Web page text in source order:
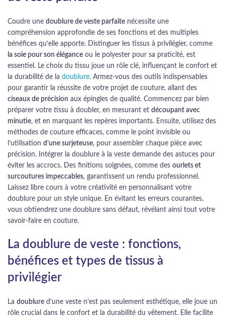
Coudre une doublure de veste parfaite nécessite une
compréhension approfondie de ses fonctions et des multiples
bénéfices qu’elle apporte. Distinguer les tissus à privilégier, comme
la soie pour son élégance ou le polyester pour sa praticité, est
essentiel. Le choix du tissu joue un rôle clé, influençant le confort et
la durabilité de la doublure. Armez-vous des outils indispensables
pour garantir la réussite de votre projet de couture, allant des
ciseaux de précision aux épingles de qualité. Commencez par bien
préparer votre tissu à doubler, en mesurant et découpant avec
minutie, et en marquant les repères importants. Ensuite, utilisez des
méthodes de couture efficaces, comme le point invisible ou
l’utilisation d’une surjeteuse, pour assembler chaque pièce avec
précision. Intégrer la doublure à la veste demande des astuces pour
éviter les accrocs. Des finitions soignées, comme des ourlets et
surcoutures impeccables, garantissent un rendu professionnel.
Laissez libre cours à votre créativité en personnalisant votre
doublure pour un style unique. En évitant les erreurs courantes,
vous obtiendrez une doublure sans défaut, révélant ainsi tout votre
savoir-faire en couture.
La doublure de veste : fonctions,
bénéfices et types de tissus à
privilégier
La doublure d’une veste n’est pas seulement esthétique, elle joue un
rôle crucial dans le confort et la durabilité du vêtement. Elle facilite